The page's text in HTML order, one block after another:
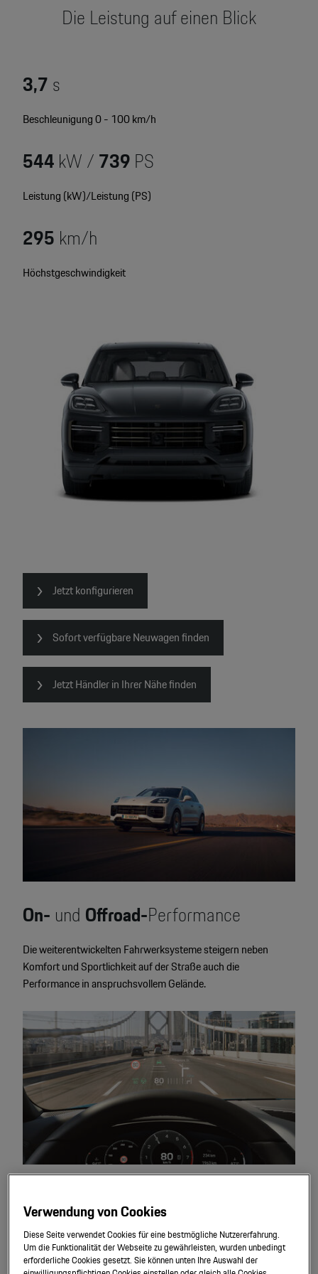
Motorsport & Events
Wir über uns
Newsletter abonnieren
Porsche Gebrauchtwagen
Konfigurator
Car Configurator
Porsche Timepieces
Die Leistung auf einen Blick
3,7s
Beschleunigung 0 - 100 km/h
544kW /739PS
Leistung (kW)/Leistung (PS)
295 km/h
Höchstgeschwindigkeit
Jetzt konfigurieren
Sofort verfügbare Neuwagen finden
Jetzt Händler in Ihrer Nähe finden
On- und Offroad-Performance
Die weiterentwickelten Fahrwerksysteme steigern neben
Komfort und Sportlichkeit auf der Straße auch die
Performance in anspruchsvollem Gelände.
Alle Cayenne Modelle lassen sich mit zahlreichen
Assistenzsystemen ausstatten, die den Fahrkomfort weiter
steigern und die Sicherheit verbessern.
Verwendung von Cookies
Diese Seite verwendet Cookies für eine bestmögliche Nutzererfahrung.
Um die Funktionalität der Webseite zu gewährleisten, wurden unbedingt
erforderliche Cookies gesetzt. Sie können unten Ihre Auswahl der